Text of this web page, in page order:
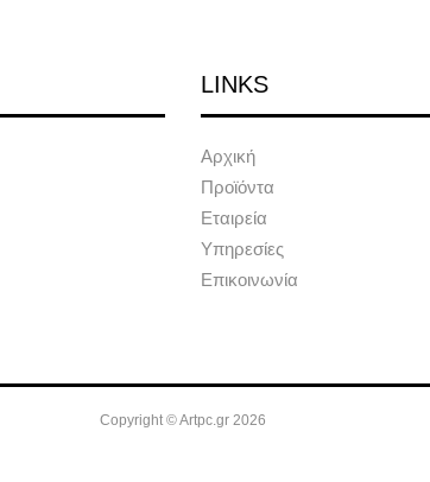
LINKS
Αρχική
Προϊόντα
Εταιρεία
Υπηρεσίες
Επικοινωνία
Copyright © Artpc.gr 2026